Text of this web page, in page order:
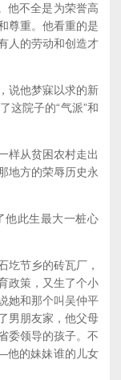
他不全是为荣誉高
尊重。他看重的是
人的劳动和创造才
说他梦寐以求的新
这院子的“气派”和
样从贫困农村走出
地方的荣辱历史永
他此生最大一桩心
圪节乡的砖瓦厂，
政策，又生了个小
她和那个叫吴仲平
男朋友家，他父母
委领导的孩子。不
他的妹妹谁的儿女